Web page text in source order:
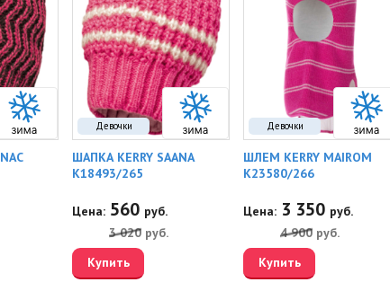
Девочки
ШАПКА KERRY SAANA
K18493/265
Цена: 560 руб.
3 020 руб.
Купить
Девочки
ШЛЕМ KERRY MAIROM
K23580/266
Цена: 3 350 руб.
4 900 руб.
Купить